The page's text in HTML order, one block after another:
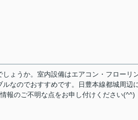
ょうか。室内設備はエアコン・フローリ
なのでおすすめです。日豊本線都城周辺
報のご不明な点をお申し付けください(^^)